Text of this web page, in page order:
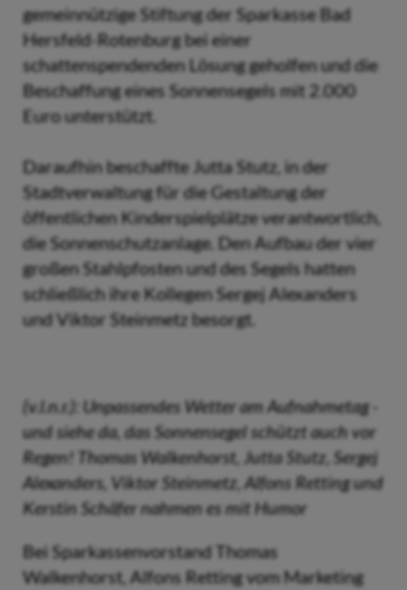
gemeinnützige Stiftung der Sparkasse Bad
Hersfeld-Rotenburg bei einer
schattenspendenden Lösung geholfen und die
Beschaffung eines Sonnensegels mit 2.000
Euro unterstützt.
Daraufhin beschaffte Jutta Stutz, in der
Stadtverwaltung für die Gestaltung der
öffentlichen Kinderspielplätze verantwortlich,
die Sonnenschutzanlage. Den Aufbau der vier
großen Stahlpfosten und des Segels hatten
schließlich ihre Kollegen Sergej Alexanders
und Viktor Steinmetz besorgt.
(v.l.n.r.): Unpassendes Wetter am Aufnahmetag -
und siehe da, das Sonnensegel schützt auch vor
Regen! Thomas Walkenhorst, Jutta Stutz, Sergej
Alexanders, Viktor Steinmetz, Alfons Retting und
Kerstin Schäfer nahmen es mit Humor
Bei Sparkassenvorstand Thomas
Walkenhorst, Alfons Retting vom Marketing